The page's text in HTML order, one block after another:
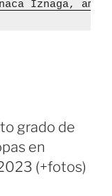
Iznaga,
grado de
en
(+fotos)